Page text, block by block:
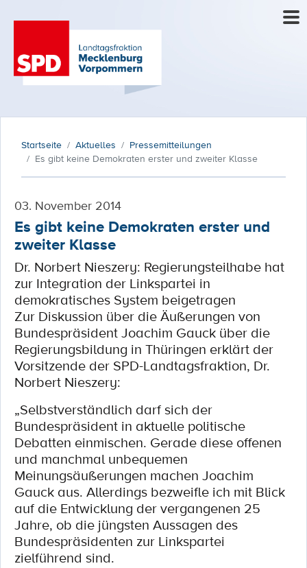
Startseite Aktuelles
Pressemitteilungen
Es gibt keine Demokraten erster und zweiter Klasse
03. November 2014
Es gibt keine Demokraten erster und
zweiter Klasse
Dr. Norbert Nieszery: Regierungsteilhabe hat
zur Integration der Linkspartei in
demokratisches System beigetragen
Zur Diskussion über die Äußerungen von
Bundespräsident Joachim Gauck über die
Regierungsbildung in Thüringen erklärt der
Vorsitzende der SPD-Landtagsfraktion, Dr.
Norbert Nieszery:
„Selbstverständlich darf sich der
Bundespräsident in aktuelle politische
Debatten einmischen. Gerade diese offenen
und manchmal unbequemen
Meinungsäußerungen machen Joachim
Gauck aus. Allerdings bezweifle ich mit Blick
auf die Entwicklung der vergangenen 25
Jahre, ob die jüngsten Aussagen des
Bundespräsidenten zur Linkspartei
zielführend sind.